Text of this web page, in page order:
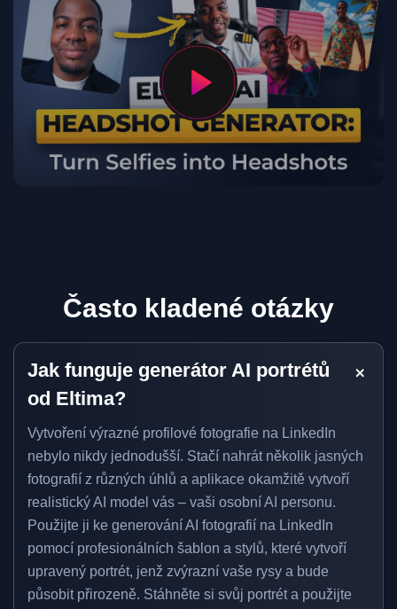
Často kladené otázky
Jak funguje generátor AI portrétů
od Eltima?
Vytvoření výrazné profilové fotografie na LinkedIn
nebylo nikdy jednodušší. Stačí nahrát několik jasných
fotografií z různých úhlů a aplikace okamžitě vytvoří
realistický AI model vás – vaši osobní AI personu.
Použijte ji ke generování AI fotografií na LinkedIn
pomocí profesionálních šablon a stylů, které vytvoří
upravený portrét, jenž zvýrazní vaše rysy a bude
působit přirozeně. Stáhněte si svůj portrét a použijte